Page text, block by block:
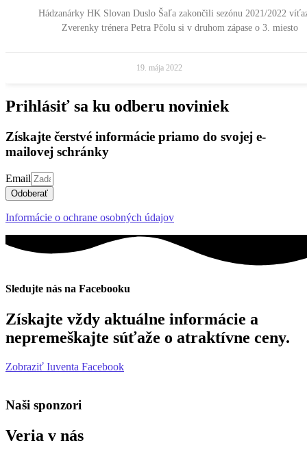
Hádzanárky HK Slovan Duslo Šaľa zakončili sezónu 2021/2022
Zverenky trénera Petra Pčolu si v druhom zápase o 3. miesto
19. mája 2022
Prihlásiť sa ku odberu noviniek
Získajte čerstvé informácie priamo do svojej e-
mailovej schránky
Email
Odoberať
Informácie o ochrane osobných údajov
Sledujte nás na Facebooku
Získajte vždy aktuálne informácie a
nepremeškajte súťaže o atraktívne ceny.
Zobraziť Iuventa Facebook
Naši sponzori
Veria v nás